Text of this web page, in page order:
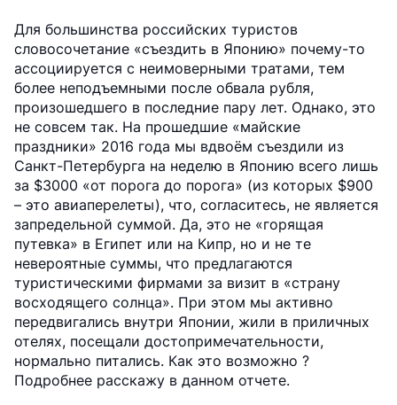
Для большинства российских туристов
словосочетание «съездить в Японию» почему-то
ассоциируется с неимоверными тратами, тем
более неподъемными после обвала рубля,
произошедшего в последние пару лет. Однако, это
не совсем так. На прошедшие «майские
праздники» 2016 года мы вдвоём съездили из
Санкт-Петербурга на неделю в Японию всего лишь
за $3000 «от порога до порога» (из которых $900
– это авиаперелеты), что, согласитесь, не является
запредельной суммой. Да, это не «горящая
путевка» в Египет или на Кипр, но и не те
невероятные суммы, что предлагаются
туристическими фирмами за визит в «страну
восходящего солнца». При этом мы активно
передвигались внутри Японии, жили в приличных
отелях, посещали достопримечательности,
нормально питались. Как это возможно ?
Подробнее расскажу в данном отчете.